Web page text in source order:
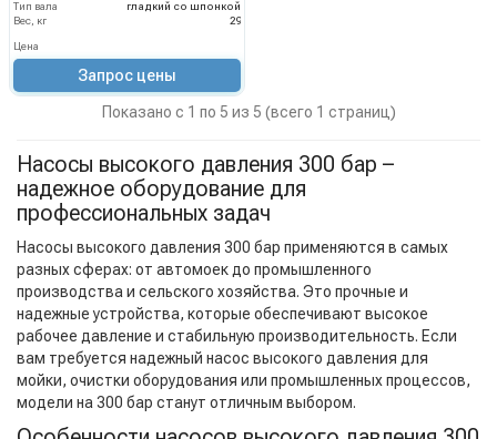
Тип вала
гладкий со шпонкой
Вес, кг
29
Цена
Запрос цены
Показано с 1 по 5 из 5 (всего 1 страниц)
Насосы высокого давления 300 бар –
надежное оборудование для
профессиональных задач
Насосы высокого давления 300 бар применяются в самых
разных сферах: от автомоек до промышленного
производства и сельского хозяйства. Это прочные и
надежные устройства, которые обеспечивают высокое
рабочее давление и стабильную производительность. Если
вам требуется надежный насос высокого давления для
мойки, очистки оборудования или промышленных процессов,
модели на 300 бар станут отличным выбором.